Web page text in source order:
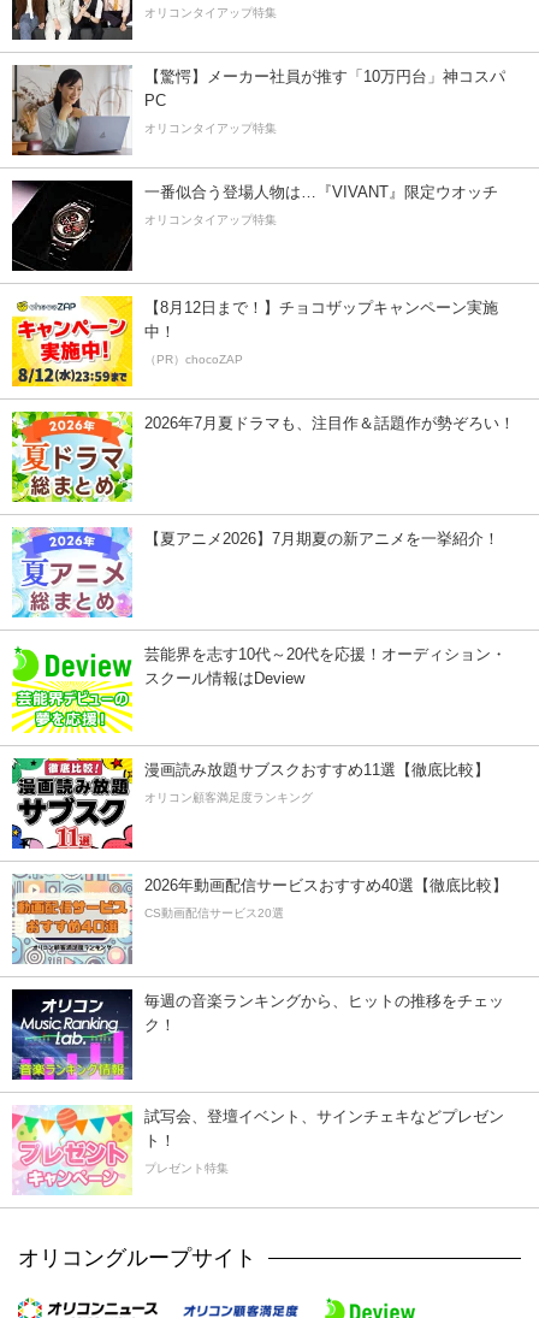
オリコンタイアップ特集
【驚愕】メーカー社員が推す「10万円台」神コスパ
PC
オリコンタイアップ特集
一番似合う登場人物は…『VIVANT』限定ウオッチ
オリコンタイアップ特集
【8月12日まで！】チョコザップキャンペーン実施
中！
（PR）chocoZAP
2026年7月夏ドラマも、注目作＆話題作が勢ぞろい！
【夏アニメ2026】7月期夏の新アニメを一挙紹介！
芸能界を志す10代～20代を応援！オーディション・
スクール情報はDeview
漫画読み放題サブスクおすすめ11選【徹底比較】
オリコン顧客満足度ランキング
2026年動画配信サービスおすすめ40選【徹底比較】
CS動画配信サービス20選
毎週の音楽ランキングから、ヒットの推移をチェッ
ク！
試写会、登壇イベント、サインチェキなどプレゼン
ト！
プレゼント特集
オリコングループサイト